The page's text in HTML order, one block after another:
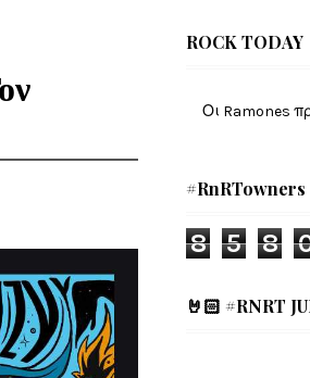
ROCK TODAY
Οι Ramones
#RnRTowners
8 5 8
🤘🏻 #RNRT